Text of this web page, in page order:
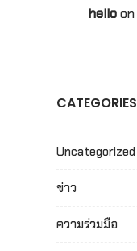
helloon
CATEGORIES
Uncategorized
ข่าว
ความร่วมมือ